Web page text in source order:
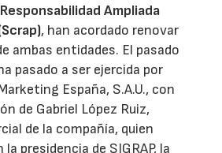
Ampliada
, han acordado renovar
ambas entidades. El pasado
pasado a ser ejercida por
España, S.A.U., con
de Gabriel López Ruiz,
de la compañía, quien
presidencia de SIGRAP, la